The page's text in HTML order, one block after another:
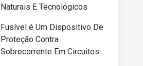
Naturais E Tecnológicos
Fusível é Um Dispositivo De
Proteção Contra
Sobrecorrente Em Circuitos